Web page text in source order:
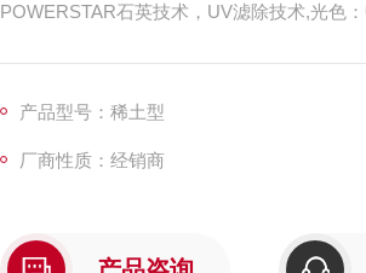
POWERSTAR石英技术，UV滤除技术,光色
产品型号：稀土型
厂商性质：经销商